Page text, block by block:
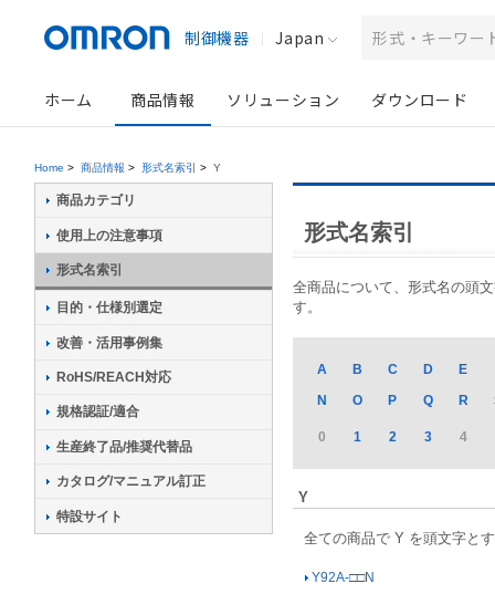
制御機器 Japan
ホーム 商品情報 ソリューション ダウンロード
Home > 商品情報 > 形式名索引 > Y
形式名索引
全商品について、形式名の頭
す。
A B C D E
N
O P Q R
0 1 2 3 4
Y
全ての商品で Y を頭文字と
Y92A-□□N
商品カテゴリ
使用上の注意事項
形式名索引
目的・仕様別選定
改善・活用事例集
RoHS/REACH対応
規格認証/適合
生産終了品/推奨代替品
カタログ/マニュアル訂正
特設サイト